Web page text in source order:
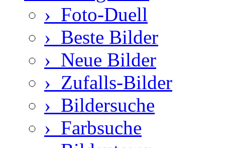
› Foto-Duell
› Beste Bilder
› Neue Bilder
› Zufalls-Bilder
› Bildersuche
› Farbsuche